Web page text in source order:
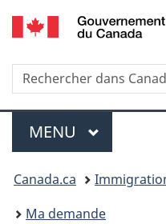
Recherche
Rechercher
dans
IRCC
Menu
MENU PRINCIPAL
Vous
êtes
Canada.ca
Ma demande